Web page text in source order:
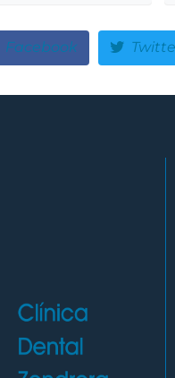
Facebook